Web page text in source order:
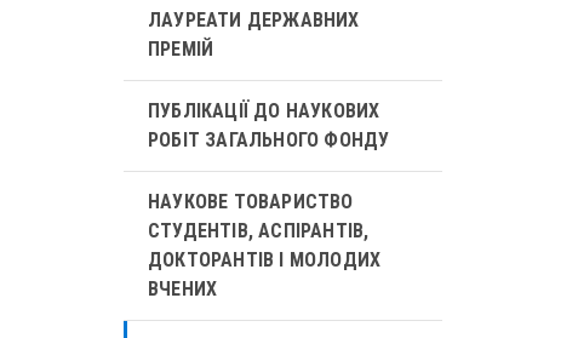
ЛАУРЕАТИ ДЕРЖАВНИХ
ПРЕМІЙ
ПУБЛІКАЦІЇ ДО НАУКОВИХ
РОБІТ ЗАГАЛЬНОГО ФОНДУ
НАУКОВЕ ТОВАРИСТВО
СТУДЕНТІВ, АСПІРАНТІВ,
ДОКТОРАНТІВ І МОЛОДИХ
ВЧЕНИХ